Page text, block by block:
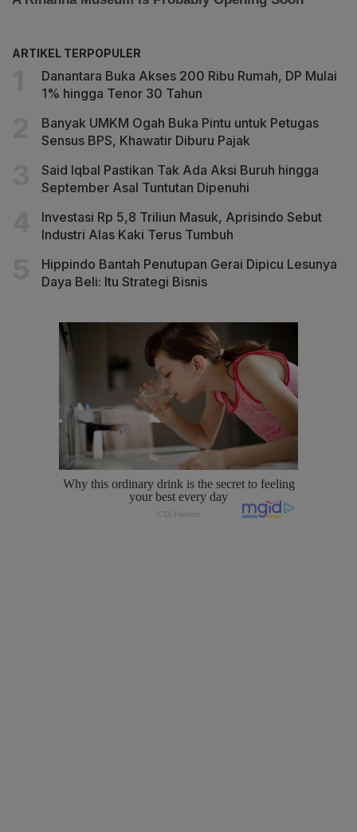
ARTIKEL TERPOPULER
Danantara Buka Akses 200 Ribu Rumah, DP Mulai
1% hingga Tenor 30 Tahun
Banyak UMKM Ogah Buka Pintu untuk Petugas
Sensus BPS, Khawatir Diburu Pajak
Said Iqbal Pastikan Tak Ada Aksi Buruh hingga
September Asal Tuntutan Dipenuhi
Investasi Rp 5,8 Triliun Masuk, Aprisindo Sebut
Industri Alas Kaki Terus Tumbuh
Hippindo Bantah Penutupan Gerai Dipicu Lesunya
Daya Beli: Itu Strategi Bisnis